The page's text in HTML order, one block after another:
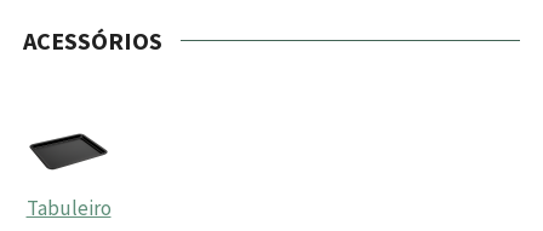
ACESSÓRIOS
Tabuleiro